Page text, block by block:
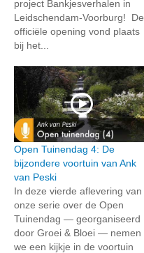
project Bankjesverhalen in
Leidschendam-Voorburg! De
officiële opening vond plaats
bij het...
Open Tuinendag 4: De
bijzondere voortuin van Ank
van Peski
In deze vierde aflevering van
onze serie over de Open
Tuinendag — georganiseerd
door Groei & Bloei — nemen
we een kijkje in de voortuin